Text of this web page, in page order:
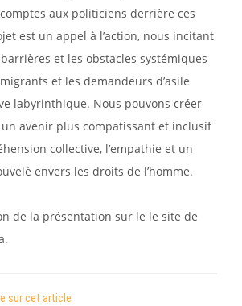
aux politiciens derrière ces
est un appel à l’action, nous incitant
et les obstacles systémiques
et les demandeurs d’asile
labyrinthique. Nous pouvons créer
avenir plus compatissant et inclusif
collective, l’empathie et un
envers les droits de l’homme.
de la présentation sur le le site de
sur cet article